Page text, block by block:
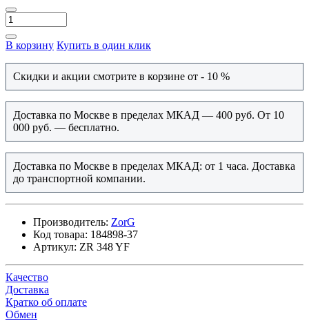
В корзину Купить в один клик
Скидки и акции смотрите в корзине от - 10 %
Доставка по Москве в пределах МКАД — 400 руб. От 10
000 руб. — бесплатно.
Доставка по Москве в пределах МКАД: от 1 часа. Доставка
до транспортной компании.
Производитель: ZorG
Код товара: 184898-37
Артикул: ZR 348 YF
Качество
Доставка
Кратко об оплате
Обмен